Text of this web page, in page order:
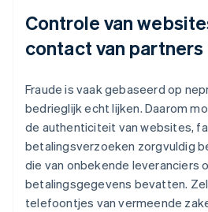
Controle van
contact van partners
Fraude is vaak gebaseerd op
bedrieglijk echt lijken. Daarom
de authenticiteit van websites,
betalingsverzoeken zorgvuldig
die van onbekende leveranciers
betalingsgegevens bevatten.
telefoontjes van vermeende